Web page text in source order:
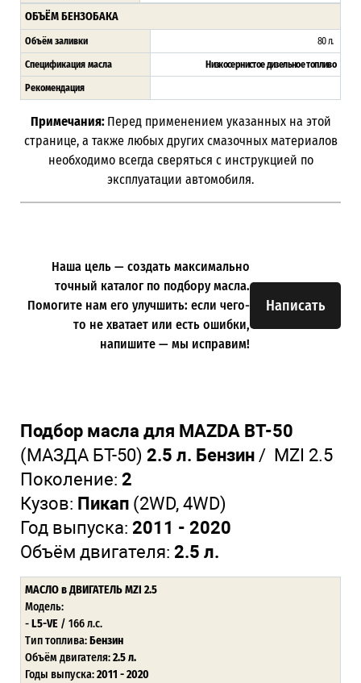
ОБЪЁМ БЕНЗОБАКА
Объём заливки 80 л.
Спецификация масла Низкосернистое дизельное топливо
Рекомендация
Примечания: Перед применением указанных на этой
странице, а также любых других смазочных материалов
необходимо всегда сверяться с инструкцией по
эксплуатации автомобиля.
Написать
Наша цель — создать максимально
точный каталог по подбору масла.
Помогите нам его улучшить: если чего-
то не хватает или есть ошибки,
напишите — мы исправим!
Подбор масла для MAZDA BT-50
(МАЗДА БТ-50) 2.5 л. Бензин / MZI 2.5
Поколение: 2
Кузов: Пикап (2WD, 4WD)
Год выпуска: 2011 - 2020
Объём двигателя: 2.5 л.
МАСЛО в ДВИГАТЕЛЬ MZI 2.5
Модель:
-L5-VE / 166 л.с.
Тип топлива:Бензин
Объём двигателя:2.5 л.
Годы выпуска:2011 - 2020